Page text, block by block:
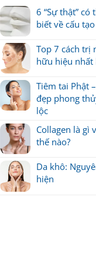
6 “Sự thật” có
biết về cấu
Top 7 cách trị
hữu hiệu nhất
Tiêm tai Phật
đẹp phong
lộc
Collagen là gì
thế nào?
Da khô:
hiện